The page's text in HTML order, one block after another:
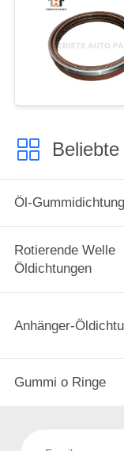
Öl-Gummidichtung
Rotierende Welle
Öldichtungen
Anhänger-
Gummi o Ringe